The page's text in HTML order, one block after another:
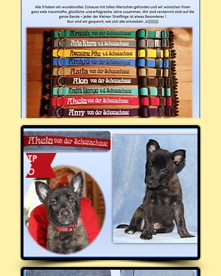
IP
O